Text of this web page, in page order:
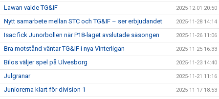
Lawan valde TG&IF 2025-12-01 20:50
Nytt samarbete mellan STC och TG&IF – ser erbjudandet 2025-11-28 14:14
Isac fick Junorbollen när P18-laget avslutade säsongen 2025-11-26 11:06
Bra motstånd väntar TG&IF i nya Vinterligan 2025-11-25 16:33
Bilos väljer spel på Ulvesborg 2025-11-23 14:40
Julgranar 2025-11-21 11:16
Juniorerna klart för division 1 2025-11-17 18:53